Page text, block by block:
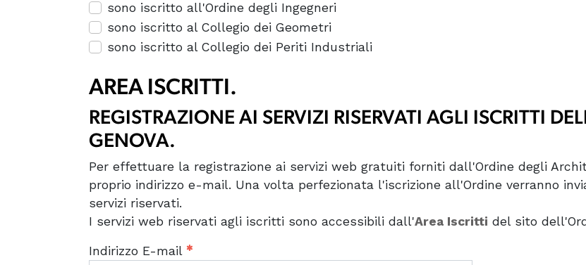
sono iscritto all'Ordine degli Ingegneri
sono iscritto al Collegio dei Geometri
sono iscritto al Collegio dei Periti Industriali
AREA ISCRITTI.
REGISTRAZIONE AI SERVIZI RISERVATI AGLI ISCRITTI
GENOVA.
Per effettuare la registrazione ai servizi web gratuiti forniti dall'Ordine degli
proprio indirizzo e-mail. Una volta perfezionata l'iscrizione all'Ordine verranno
servizi riservati.
I servizi web riservati agli iscritti sono accessibili dall'Area Iscritti del sito
Indirizzo E-mail